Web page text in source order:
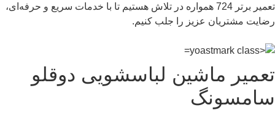
تعمیر برتر 724 همواره در تلاش هستیم تا با خدمات سریع و حرفه‌ای،
رضایت مشتریان عزیز را جلب کنیم.
تعمیر ماشین لباسشویی دوقلو
سامسونگ